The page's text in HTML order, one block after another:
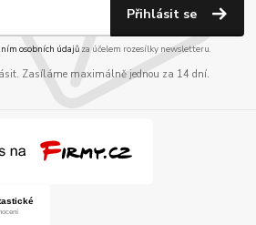
Přihlásit se
osobních údajůza účelem rozesílky newsletteru.
Zasíláme maximálně jednou za 14 dní.